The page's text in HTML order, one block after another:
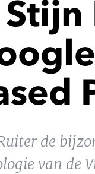
de
van de